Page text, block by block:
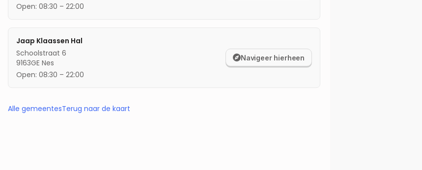
Open: 08:30 – 22:00
Jaap Klaassen Hal
Schoolstraat 6
9163GE Nes
Open: 08:30 – 22:00
Navigeer hierheen
Alle gemeentesTerug naar de kaart